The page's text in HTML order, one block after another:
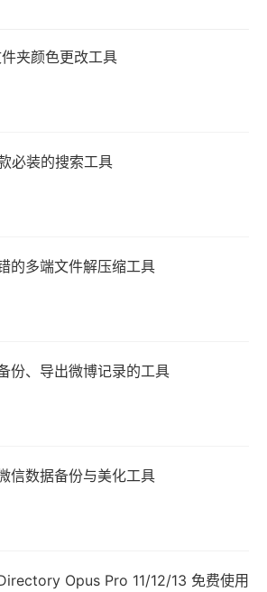
夹颜色更改工具
必装的搜索工具
的多端文件解压缩工具
份、导出微博记录的工具
信数据备份与美化工具
Opus Pro 11/12/13 免费使用